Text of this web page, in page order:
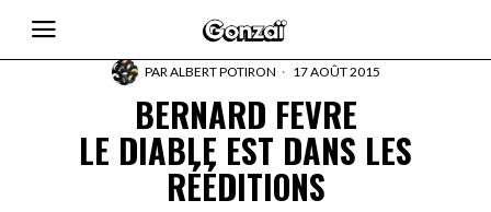
PARALBERT POTIRON 17 AOÛT 2015
BERNARD FEVRE
LE DIABLE EST DANS LES
RÉÉDITIONS